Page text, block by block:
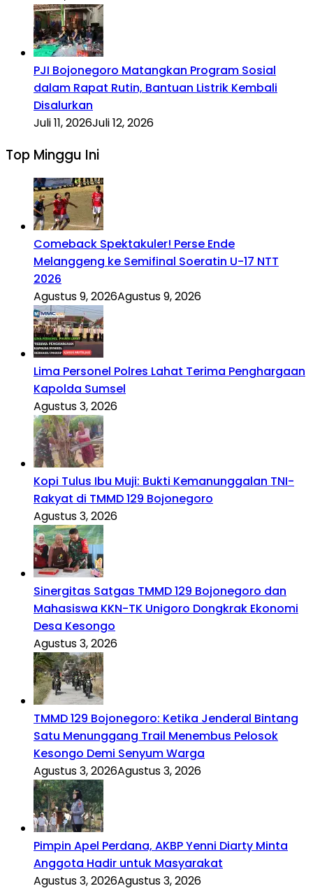
PJI Bojonegoro Matangkan Program Sosial
dalam Rapat Rutin, Bantuan Listrik Kembali
Disalurkan
Juli 11, 2026Juli 12, 2026
Top Minggu Ini
Comeback Spektakuler! Perse Ende
Melanggeng ke Semifinal Soeratin U-17 NTT
2026
Agustus 9, 2026Agustus 9, 2026
Lima Personel Polres Lahat Terima Penghargaan
Kapolda Sumsel
Agustus 3, 2026
Kopi Tulus Ibu Muji: Bukti Kemanunggalan TNI-
Rakyat di TMMD 129 Bojonegoro
Agustus 3, 2026
Sinergitas Satgas TMMD 129 Bojonegoro dan
Mahasiswa KKN-TK Unigoro Dongkrak Ekonomi
Desa Kesongo
Agustus 3, 2026
TMMD 129 Bojonegoro: Ketika Jenderal Bintang
Satu Menunggang Trail Menembus Pelosok
Kesongo Demi Senyum Warga
Agustus 3, 2026Agustus 3, 2026
Pimpin Apel Perdana, AKBP Yenni Diarty Minta
Anggota Hadir untuk Masyarakat
Agustus 3, 2026Agustus 3, 2026